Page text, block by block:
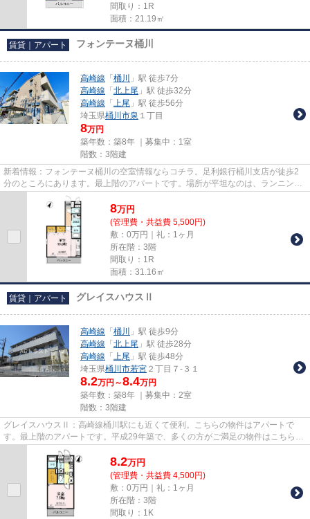
間取り：1R
面積：21.19㎡
賃貸｜アパート フォンテーヌ桶川
高崎線 「 桶川
」駅 徒歩7分
高崎線 「 北上尾 」駅 徒歩32分
高崎線 「 上尾 」駅 徒歩56分
埼玉県桶川市泉 １丁目
8万円
築年数：築8年 ｜募集中： 1室
階数：3階建
新着情報：フォンテーヌ桶川の空室情報ならコチラ。足利銀行桶川支店が徒歩2
分のところにあります。最上階のアパートです。場所が平坦なのは、ランニング
をする上で抑えたいポイントで...
8万円
(管理費・共益費 5,500円)
敷：0万円｜礼：1ヶ月
所在階：3階
間取り：1R
面積：31.16㎡
賃貸｜アパート グレイスハウスⅡ
高崎線 「 桶川
」駅 徒歩9分
高崎線 「 北上尾 」駅 徒歩28分
高崎線 「 上尾 」駅 徒歩48分
埼玉県桶川市若宮 ２丁目７-３１
8.2万円～8.4万円
築年数：築8年 ｜募集中： 2室
階数：3階建
グレイスハウスⅡ：高崎線桶川駅にも近くて便利。こちらの物件はアパートで
す。最上階のアパートです。平成29年築で、多くの方がご満足の物件はこちらで
す。できるだけ早めに不動産情報...
8.2万円
(管理費・共益費 4,500円)
敷：0万円｜礼：1ヶ月
所在階：3階
間取り：1K